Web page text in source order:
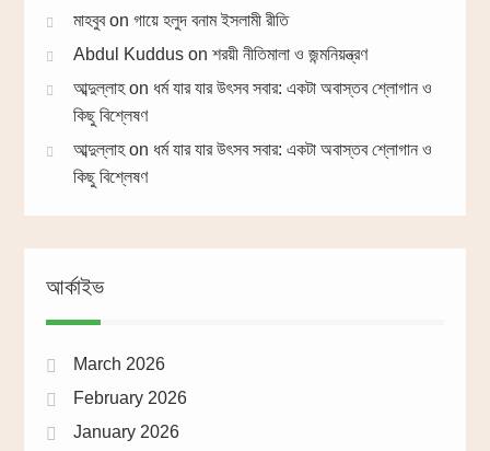
মাহবুবon গায়ে হলুদ বনাম ইসলামী রীতি
Abdul Kudduson শরয়ী নীতিমালা ও জন্মনিয়ন্ত্রণ
আব্দুল্লাহon ধর্ম যার যার উৎসব সবার: একটা অবাস্তব শ্লোগান ও
কিছু বিশ্লেষণ
আব্দুল্লাহon ধর্ম যার যার উৎসব সবার: একটা অবাস্তব শ্লোগান ও
কিছু বিশ্লেষণ
আর্কাইভ
March 2026
February 2026
January 2026